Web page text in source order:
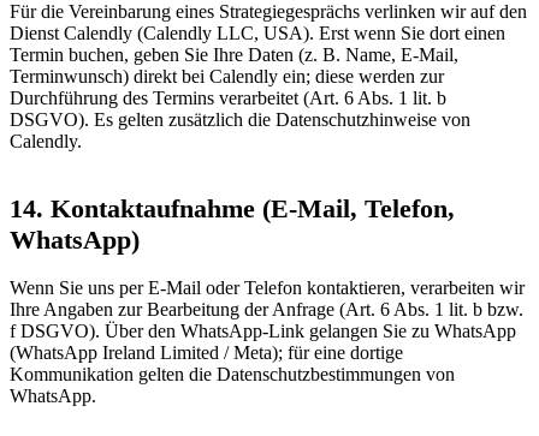
Für die Vereinbarung eines Strategiegesprächs verlinken wir auf den
Dienst Calendly (Calendly LLC, USA). Erst wenn Sie dort einen
Termin buchen, geben Sie Ihre Daten (z. B. Name, E-Mail,
Terminwunsch) direkt bei Calendly ein; diese werden zur
Durchführung des Termins verarbeitet (Art. 6 Abs. 1 lit. b
DSGVO). Es gelten zusätzlich die Datenschutzhinweise von
Calendly.
14. Kontaktaufnahme (E-Mail, Telefon,
WhatsApp)
Wenn Sie uns per E-Mail oder Telefon kontaktieren, verarbeiten wir
Ihre Angaben zur Bearbeitung der Anfrage (Art. 6 Abs. 1 lit. b bzw.
f DSGVO). Über den WhatsApp-Link gelangen Sie zu WhatsApp
(WhatsApp Ireland Limited / Meta); für eine dortige
Kommunikation gelten die Datenschutzbestimmungen von
WhatsApp.